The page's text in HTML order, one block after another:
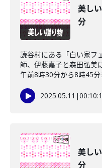
美し
分
読谷村にある「白い家フ
師、伊藤嘉子と森田弘美
午前8時30分から8時45分
2025.05.11 |
美し
分